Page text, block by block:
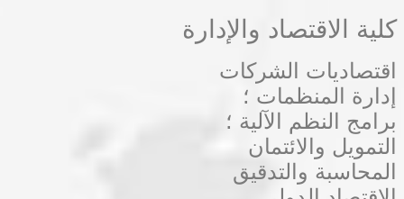
كلية الاقتصاد والإدارة
اقتصاديات الشركات
إدارة المنظمات ؛
برامج النظم الآلية ؛
التمويل والائتمان
المحاسبة والتدقيق